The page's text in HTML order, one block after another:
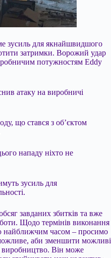
зусиль для якнайшвидшого
затримки. Ворожий удар
потужностям Eddy
атаку на виробничі
що стався з об’єктом
нападу ніхто не
зусиль для
завданих збитків та вже
Щодо термінів виконання
найближчим часом – просимо
аби зменшити можливі
виробництво. Він може